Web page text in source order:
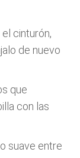
cinturón,
de nuevo
que
con las
suave entre